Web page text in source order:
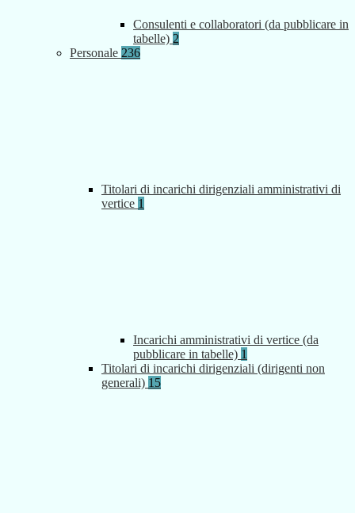
Consulenti e collaboratori (da pubblicare in
tabelle) 2
Personale 236
Titolari di incarichi dirigenziali amministrativi di
vertice 1
Incarichi amministrativi di vertice (da
pubblicare in tabelle) 1
Titolari di incarichi dirigenziali (dirigenti non
generali) 15